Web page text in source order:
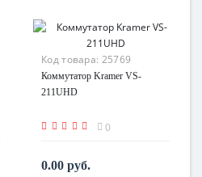
Код товара: 25769
Коммутатор Kramer VS-
211UHD
0
0.00 руб.